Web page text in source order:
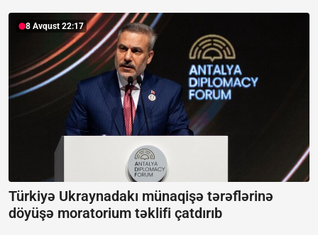
8 Avqust 22:17
Türkiyə Ukraynadakı münaqişə tərəflərinə
döyüşə moratorium təklifi çatdırıb